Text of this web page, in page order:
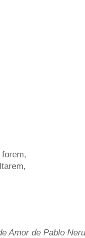
Amor de Pablo